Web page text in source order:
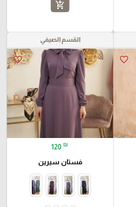
add_shopping_cart
favorite_border
القسم الصيفي
favorite_border
120 ₪
فستان سيرين